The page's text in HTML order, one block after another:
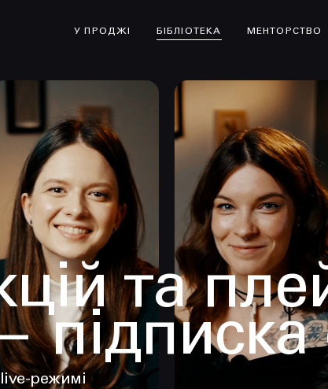
У ПРОДЖІ БІБЛІОТЕКА МЕНТОРСТВО
та
live-режимі